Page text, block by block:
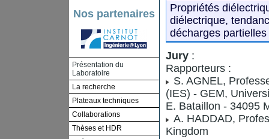
Nos partenaires
Présentation du
Laboratoire
La recherche
Plateaux techniques
Collaborations
Thèses et HDR
Propriétés
diélectrique,
décharges
Jury :
Rapporteurs :
S. AGNEL,
(IES) - GEM,
E. Bataillon - 34095
A. HADDAD,
Kingdom